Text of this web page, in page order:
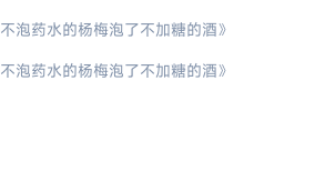
不泡药水的杨梅泡了不加糖的酒》
不泡药水的杨梅泡了不加糖的酒》